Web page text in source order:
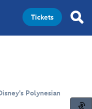
Tickets
Polynesian